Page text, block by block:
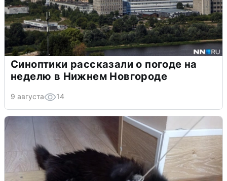
Синоптики рассказали о погоде на
неделю в Нижнем Новгороде
9 августа 14